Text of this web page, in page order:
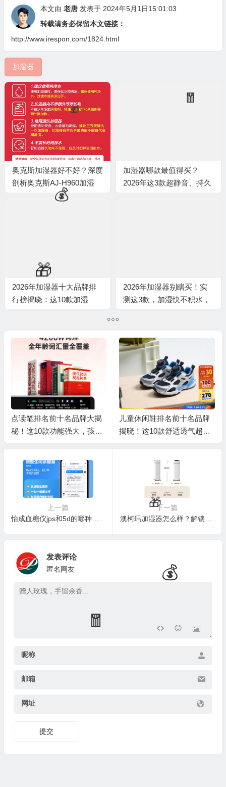
本文由 老唐发表于 2024年5月1日15:01:03
转载请务必保留本文链接：
http://www.irespon.com/1824.html
加湿器
奥克斯加湿器好不好？深度
剖析奥克斯AJ-H960加湿
器，让你买得明白用得放心
加湿器哪款最值得买？
2026年这3款超静音、持久
2026年加湿器十大品牌排
行榜揭晓：这10款加湿
2026年加湿器别瞎买！实
测这3款，加湿快不积水，
点读笔排名前十名品牌大揭
秘！这10款功能强大，孩子
儿童休闲鞋排名前十名品牌
揭晓！这10款舒适透气超好
上一篇
怡成血糖仪jps和5d的哪种好？老唐带你一探究竟
下一篇
发表评论
匿名网友
昵称
邮箱
网址
提交
🧧
💰
💰